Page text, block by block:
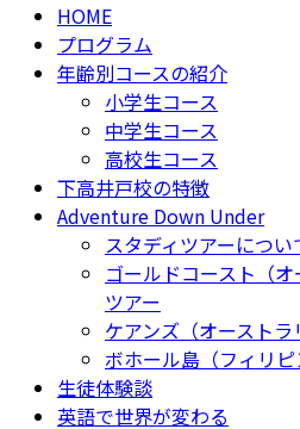
HOME
プログラム
年齢別コースの紹介
小学生コース
中学生コース
高校生コース
下高井戸校の特徴
Adventure Down Under
スタディツアーについ
ゴールドコースト（
ツアー
ケアンズ（オースト
ボホール島（フィリ
生徒体験談
英語で世界が変わる